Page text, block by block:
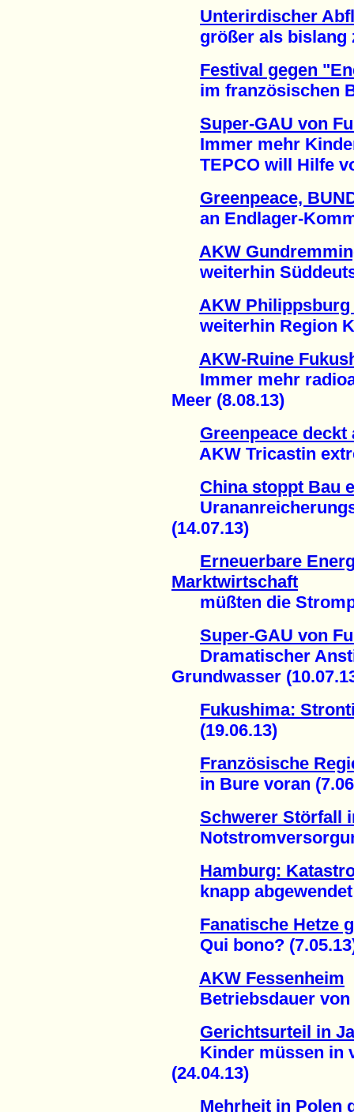
Unterirdischer
größer als bislang
Festival gegen
im französischen
Super-GAU von
Immer mehr
TEPCO will Hilfe
Greenpeace,
an Endlager-
AKW
weiterhin
AKW
weiterhin Region
AKW-Ruine
Immer mehr
Meer (8.08.13)
Greenpeace deckt
AKW Tricastin
China stoppt Bau
(14.07.13)
Erneuerbare
Marktwirtschaft
müßten die
Super-GAU von
Dramatischer
Grundwasser
Fukushima:
(19.06.13)
Französische
in Bure voran
Schwerer Störfall
Hamburg:
knapp abgewendet
Fanatische Hetze
Qui bono?
AKW Fessenheim
Betriebsdauer von
Gerichtsurteil in
Kinder müssen in
(24.04.13)
Mehrheit in Polen